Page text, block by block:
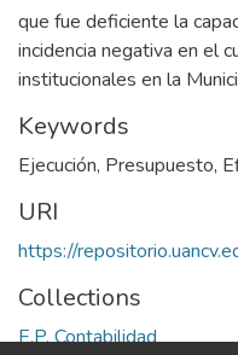
que fue deficiente la
incidencia negativa en el
institucionales en la
Keywords
Ejecución, Presupuesto,
URI
https://
Collections
E.P. Contabilidad